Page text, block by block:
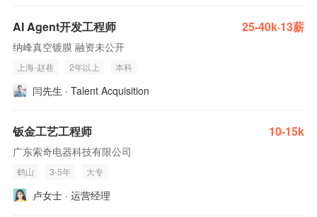
AI Agent开发工程师 25-40k·13薪
纳峰真空镀膜 融资未公开
上海-赵巷 2年以上 本科
闫先生 · Talent Acquisition
钣金工艺工程师 10-15k
广东索奇电器科技有限公司
鹤山 3-5年 大专
卢女士 · 运营经理